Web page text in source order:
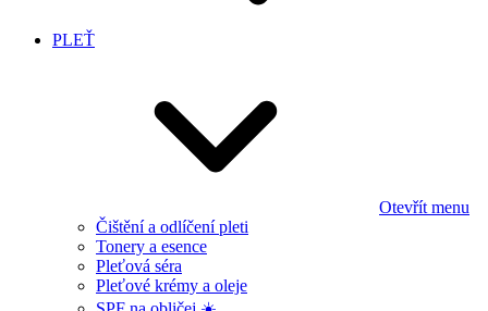
PLEŤ
Otevřít menu
Čištění a odlíčení pleti
Tonery a esence
Pleťová séra
Pleťové krémy a oleje